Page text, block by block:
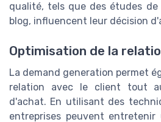
qualité, tels que des études
blog, influencent leur décision
Optimisation de la
La demand generation permet
relation avec le client tout
d'achat. En utilisant des
entreprises peuvent